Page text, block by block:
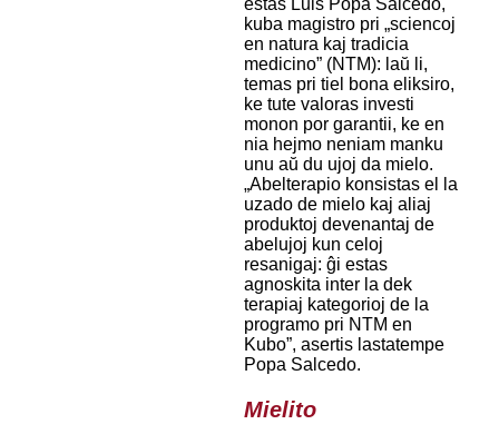
estas Luis Popa Salcedo,
kuba magistro pri „sciencoj
en natura kaj tradicia
medicino” (NTM): laŭ li,
temas pri tiel bona eliksiro,
ke tute valoras investi
monon por garantii, ke en
nia hejmo neniam manku
unu aŭ du ujoj da mielo.
„Abelterapio konsistas el la
uzado de mielo kaj aliaj
produktoj devenantaj de
abelujoj kun celoj
resanigaj: ĝi estas
agnoskita inter la dek
terapiaj kategorioj de la
programo pri NTM en
Kubo”, asertis lastatempe
Popa Salcedo.
Mielito